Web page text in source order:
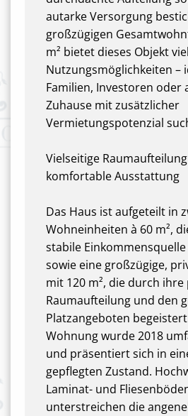
autarke Versorgung
großzügigen
m² bietet dieses Objekt
Nutzungsmöglichkeiten –
Familien, Investoren oder
Zuhause mit zusätzlicher
Vermietungspotenzial
Vielseitige
komfortable Ausstattung
Das Haus ist aufgeteilt in
Wohneinheiten à 60 m²,
stabile
sowie eine großzügige,
mit 120 m², die durch
Raumaufteilung und den
Platzangeboten
Wohnung wurde 2018
und präsentiert sich in
gepflegten Zustand.
Laminat- und
unterstreichen die